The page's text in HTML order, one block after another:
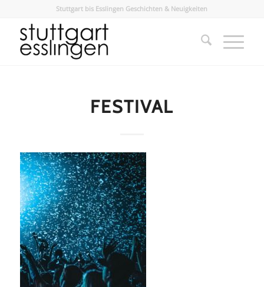
Stuttgart bis Esslingen Geschichten & Neuigkeiten
FESTIVAL